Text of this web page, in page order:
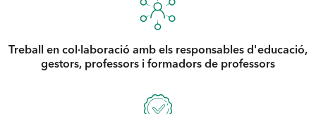
Treball en col·laboració amb els responsables d'educació,
gestors, professors i formadors de professors